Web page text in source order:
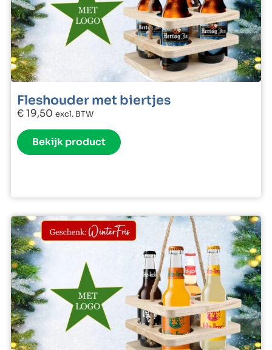
Fleshouder met biertjes
€19,50 excl. BTW
Bekijk product